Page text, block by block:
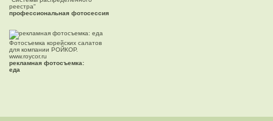
реестра"
профессиональная фотосессия
Фотосъемка корейских салатов
для компании РОЙКОР.
www.roycor.ru
рекламная фотосъемка:
еда